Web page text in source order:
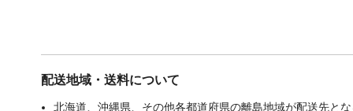
配送地域・送料について
北海道、沖縄県、その他各都道府県の離島地域が配送先と